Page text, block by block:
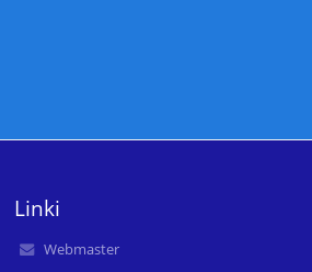
Linki
Webmaster